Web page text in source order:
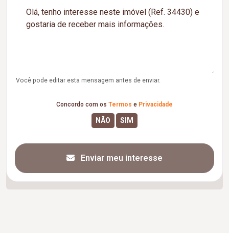
Você pode editar esta mensagem antes de enviar.
Concordo com os Termos e Privacidade
Enviar meu interesse